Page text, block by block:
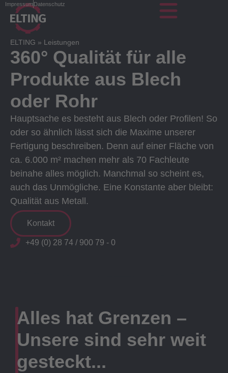
ImpressumDatenschutz
ELTING » Leistungen
360° Qualität für alle
Produkte aus Blech
oder Rohr
Hauptsache es besteht aus Blech oder Profilen! So
oder so ähnlich lässt sich die Maxime unserer
Fertigung beschreiben. Denn auf einer Fläche von
ca. 6.000 m² machen mehr als 70 Fachleute
beinahe alles möglich. Manchmal so scheint es,
auch das Unmögliche. Eine Konstante aber bleibt:
Qualität aus Metall.
Kontakt
+49 (0) 28 74 / 900 79 - 0
Alles hat Grenzen –
Unsere sind sehr weit
gesteckt...